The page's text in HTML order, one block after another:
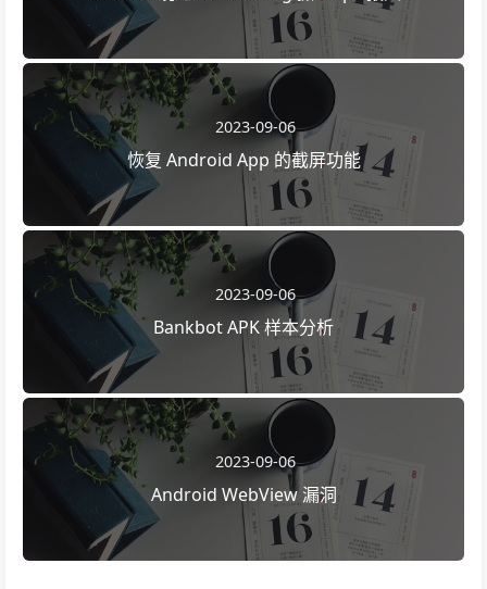
2023-09-06
恢复 Android App 的截屏功能
2023-09-06
Bankbot APK 样本分析
2023-09-06
Android WebView 漏洞